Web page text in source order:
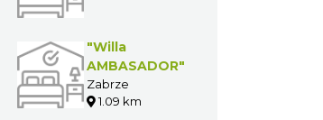
"Willa
AMBASADOR"
Zabrze
1.09 km